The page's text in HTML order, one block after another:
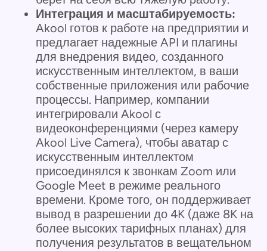
Интеграция и масштабируемость:
Akool готов к работе на предприятии и
предлагает надежные API и плагины
для внедрения видео, созданного
искусственным интеллектом, в ваши
собственные приложения или рабочие
процессы. Например, компании
интегрировали Akool с
видеоконференциями (через камеру
Akool Live Camera), чтобы аватар с
искусственным интеллектом
присоединялся к звонкам Zoom или
Google Meet в режиме реального
времени. Кроме того, он поддерживает
вывод в разрешении до 4K (даже 8K на
более высоких тарифных планах) для
получения результатов в вещательном